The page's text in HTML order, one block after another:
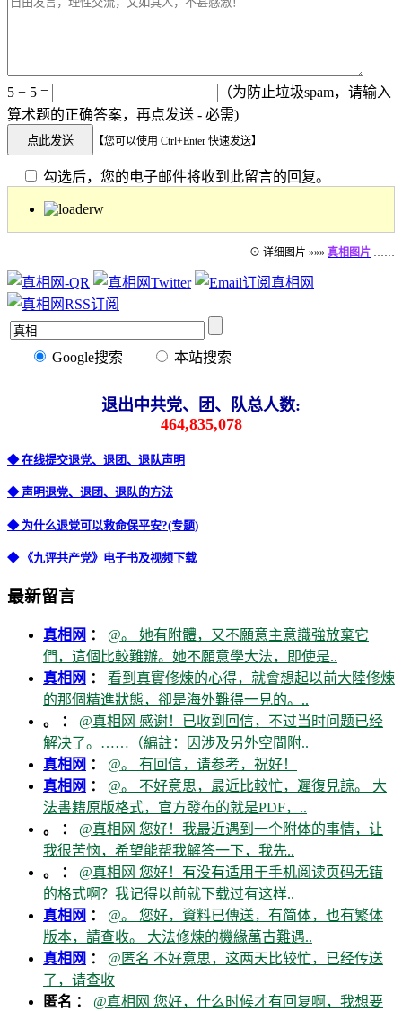
5 + 5 =
（为防止垃圾spam，请输入
算术题的正确答案，再点发送 - 必需)
【您可以使用 Ctrl+Enter 快速发送】
勾选后，您的电子邮件将收到此留言的回复。
⊙ 详细图片 »»» 真相图片 ……
Google搜索 本站搜索
退出中共党、团、队总人数:
464,835,078
◆ 在线提交退党、退团、退队声明
◆ 声明退党、退团、退队的方法
◆ 为什么退党可以救命保平安?(专题)
◆ 《九评共产党》电子书及视频下载
最新留言
真相网 ： @。 她有附體，又不願意主意識強放棄它
們，這個比較難辦。她不願意學大法，即使是..
真相网 ： 看到真實修煉的心得，就會想起以前大陸修煉
的那個精進狀態，卻是海外難得一見的。..
。 ： @真相网 感谢！已收到回信，不过当时问题已经
解决了。……（編註：因涉及另外空間附..
真相网 ： @。 有回信，请参考，祝好！
真相网 ： @。 不好意思，最近比較忙，遲復見諒。 大
法書籍原版格式，官方發布的就是PDF，..
。 ： @真相网 您好！我最近遇到一个附体的事情，让
我很苦恼，希望能帮我解答一下，我先..
。 ： @真相网 您好！有没有适用于手机阅读页码无错
的格式啊？我记得以前就下载过有这样..
真相网 ： @。 您好，資料已傳送，有简体，也有繁体
版本，請查收。 大法修煉的機緣萬古難遇..
真相网 ： @匿名 不好意思，这两天比较忙，已经传送
了，请查收
匿名 ： @真相网 您好，什么时候才有回复啊，我想要